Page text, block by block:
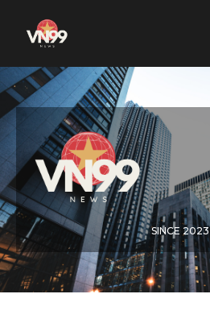
SINCE 2023